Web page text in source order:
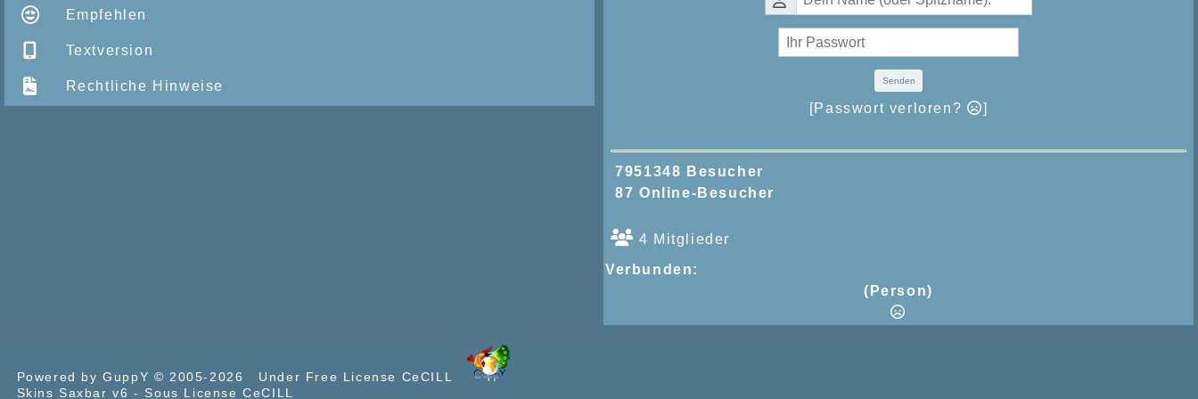
Empfehlen
Textversion
Rechtliche Hinweise Senden
[Passwort verloren? ]
7951348 Besucher
87 Online-Besucher
4 Mitglieder
Verbunden:
(Person)
Powered by GuppY © 2005-2026
Under Free License CeCILL
Skins Saxbar v6 - Sous License CeCILL